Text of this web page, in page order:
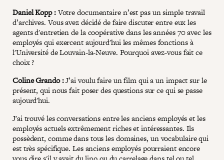
Daniel Kopp :Votre documentaire n’est pas un simple travail
d’archives. Vous avez décidé de faire discuter entre eux les
agents d'entretien de la coopérative dans les années 70 avec les
employés qui exercent aujourd'hui les mêmes fonctions à
l'Université de Louvain-la-Neuve. Pourquoi avez-vous fait ce
choix ?
Coline Grando :J’ai voulu faire un film qui a un impact sur le
présent, qui nous fait poser des questions sur ce qui se passe
aujourd'hui.
J'ai trouvé les conversations entre les anciens employés et les
employés actuels extrêmement riches et intéressantes. Ils
possèdent, comme dans tous les domaines, un vocabulaire qui
est très spécifique. Les anciens employés pourraient encore